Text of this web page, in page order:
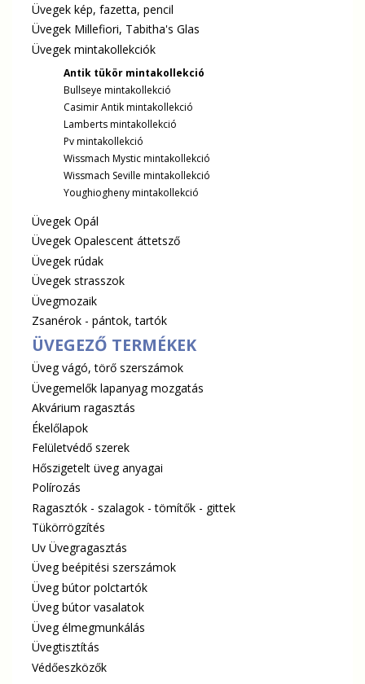
Üvegek kép, fazetta, pencil
Üvegek Millefiori, Tabitha's Glas
Üvegek mintakollekciók
Antik tükör mintakollekció
Bullseye mintakollekció
Casimir Antik mintakollekció
Lamberts mintakollekció
Pv mintakollekció
Wissmach Mystic mintakollekció
Wissmach Seville mintakollekció
Youghiogheny mintakollekció
Üvegek Opál
Üvegek Opalescent áttetsző
Üvegek rúdak
Üvegek strasszok
Üvegmozaik
Zsanérok - pántok, tartók
ÜVEGEZŐ TERMÉKEK
Üveg vágó, törő szerszámok
Üvegemelők lapanyag mozgatás
Akvárium ragasztás
Ékelőlapok
Felületvédő szerek
Hőszigetelt üveg anyagai
Polírozás
Ragasztók - szalagok - tömítők - gittek
Tükörrögzítés
Uv Üvegragasztás
Üveg beépitési szerszámok
Üveg bútor polctartók
Üveg bútor vasalatok
Üveg élmegmunkálás
Üvegtisztítás
Védőeszközők